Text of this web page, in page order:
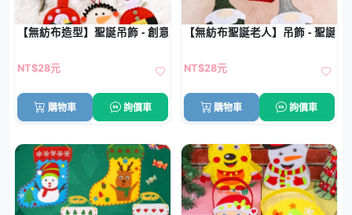
【無紡布造型】聖誕吊飾 - 創意聖誕樹掛飾
NT$28元
購物車 詢價車
【無紡布聖誕老人】吊飾 - 聖誕樹
NT$28元
購物車 詢價車